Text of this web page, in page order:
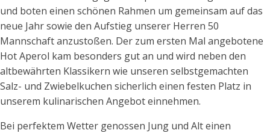
und boten einen schönen Rahmen um gemeinsam auf das
neue Jahr sowie den Aufstieg unserer Herren 50
Mannschaft anzustoßen. Der zum ersten Mal angebotene
Hot Aperol kam besonders gut an und wird neben den
altbewährten Klassikern wie unseren selbstgemachten
Salz- und Zwiebelkuchen sicherlich einen festen Platz in
unserem kulinarischen Angebot einnehmen.
Bei perfektem Wetter genossen Jung und Alt einen